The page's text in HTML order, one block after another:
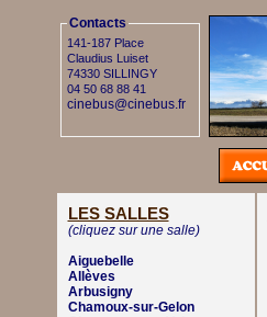
Contacts
141-187 Place
Claudius Luiset
74330 SILLINGY
04 50 68 88 41
cinebus@cinebus.fr
LES SALLES
(cliquez sur une salle)
Aiguebelle
Allèves
Arbusigny
Chamoux-sur-Gelon